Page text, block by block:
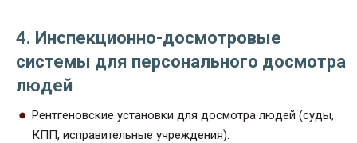
4. Инспекционно-досмотровые
системы для персонального досмотра
людей
Рентгеновские установки для досмотра людей (суды,
КПП, исправительные учреждения).